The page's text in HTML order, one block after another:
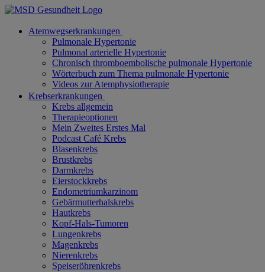
Atemwegserkrankungen
Pulmonale Hypertonie
Pulmonal arterielle Hypertonie
Chronisch thromboembolische pulmonale Hypertonie
Wörterbuch zum Thema pulmonale Hypertonie
Videos zur Atemphysiotherapie
Krebserkrankungen
Krebs allgemein
Therapieoptionen
Mein Zweites Erstes Mal
Podcast Café Krebs
Blasenkrebs
Brustkrebs
Darmkrebs
Eierstockkrebs
Endometriumkarzinom
Gebärmutterhalskrebs
Hautkrebs
Kopf-Hals-Tumoren
Lungenkrebs
Magenkrebs
Nierenkrebs
Speiseröhrenkrebs